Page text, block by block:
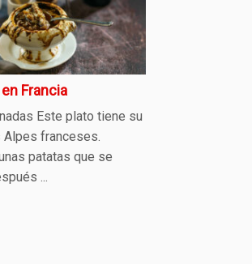
Francia
Este plato tiene su
Alpes franceses.
patatas que se
...